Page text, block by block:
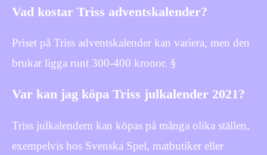
Vad kostar Triss adventskalender?
Priset på Triss adventskalender kan variera, men den
brukar ligga runt 300-400 kronor. §
Var kan jag köpa Triss julkalender 2021?
Triss julkalendern kan köpas på många olika ställen,
exempelvis hos Svenska Spel, matbutiker eller